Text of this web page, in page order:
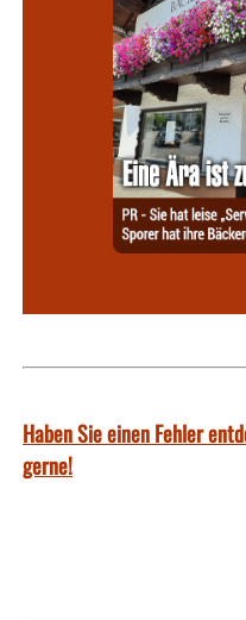
Haben Sie einen Fehler
gerne!